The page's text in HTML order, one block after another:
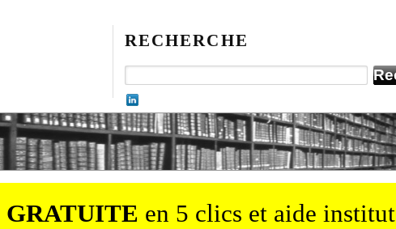
RECHERCHE
GRATUITE en 5 clics et aide institut